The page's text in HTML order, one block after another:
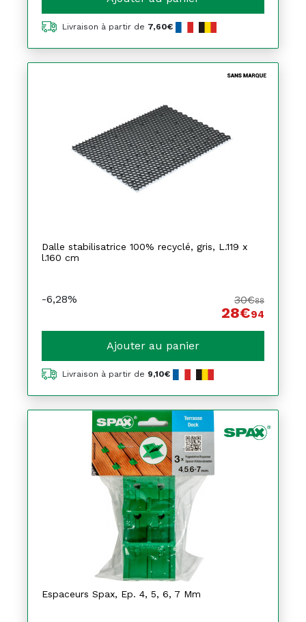
Livraison à partir de 7,60€
Dalle stabilisatrice 100% recyclé, gris, L.119 x
l.160 cm
-6,28% 30€88
28€94
Ajouter au panier
Livraison à partir de 9,10€
Espaceurs Spax, Ep. 4, 5, 6, 7 Mm